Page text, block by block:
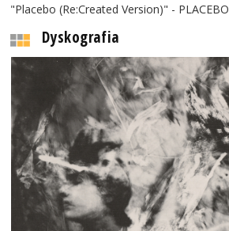
"Placebo (Re:Created Version)" - PLACEBO
Dyskografia